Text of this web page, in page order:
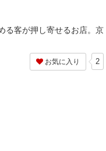
る客が押し寄せるお店。京
お気に入り 2